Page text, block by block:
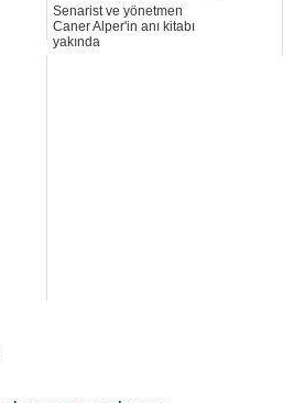
Senarist ve yönetmen
Caner Alper'in anı kitabı
yakında